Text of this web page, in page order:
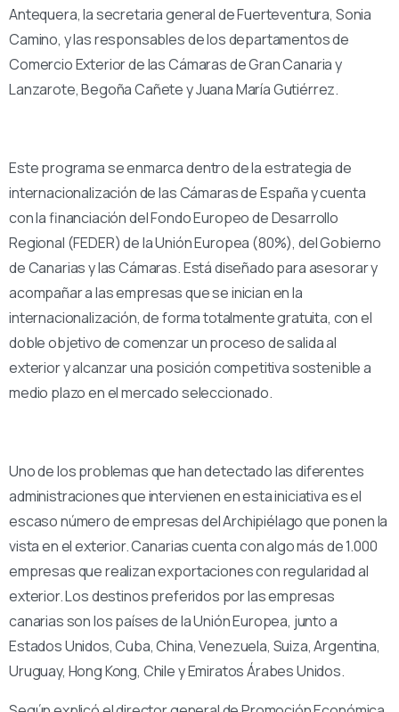
Antequera, la secretaria general de Fuerteventura, Sonia
Camino, y las responsables de los departamentos de
Comercio Exterior de las Cámaras de Gran Canaria y
Lanzarote, Begoña Cañete y Juana María Gutiérrez.
Este programa se enmarca dentro de la estrategia de
internacionalización de las Cámaras de España y cuenta
con la financiación del Fondo Europeo de Desarrollo
Regional (FEDER) de la Unión Europea (80%), del Gobierno
de Canarias y las Cámaras. Está diseñado para asesorar y
acompañar a las empresas que se inician en la
internacionalización, de forma totalmente gratuita, con el
doble objetivo de comenzar un proceso de salida al
exterior y alcanzar una posición competitiva sostenible a
medio plazo en el mercado seleccionado.
Uno de los problemas que han detectado las diferentes
administraciones que intervienen en esta iniciativa es el
escaso número de empresas del Archipiélago que ponen la
vista en el exterior. Canarias cuenta con algo más de 1.000
empresas que realizan exportaciones con regularidad al
exterior. Los destinos preferidos por las empresas
canarias son los países de la Unión Europea, junto a
Estados Unidos, Cuba, China, Venezuela, Suiza, Argentina,
Uruguay, Hong Kong, Chile y Emiratos Árabes Unidos.